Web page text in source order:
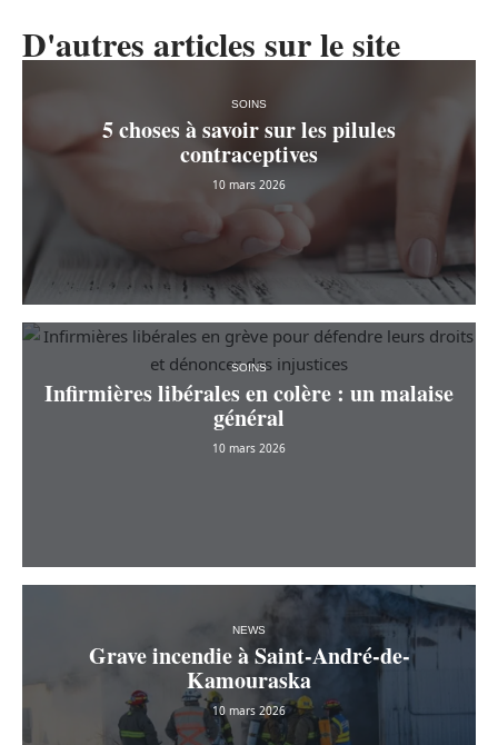
D'autres articles sur le site
SOINS
5 choses à savoir sur les pilules
contraceptives
10 mars 2026
SOINS
Infirmières libérales en colère : un malaise
général
10 mars 2026
NEWS
Grave incendie à Saint-André-de-
Kamouraska
10 mars 2026